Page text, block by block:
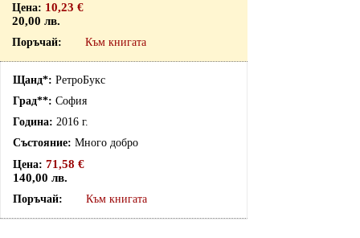
10,23 €
20,00 лв.
Към книгата
РетроБукс
София
2016 г.
Много добро
71,58 €
140,00 лв.
Към книгата